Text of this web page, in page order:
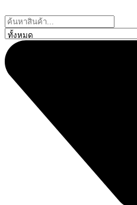
to
content
Search
...